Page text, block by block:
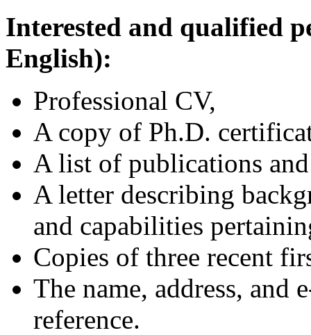
Interested and qualified
English):
Professional CV,
A copy of Ph.D.
A list of publications
A letter describing
and capabilities
Copies of three recent
The name, address, and
reference.